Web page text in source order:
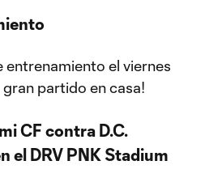
entrenamiento el viernes
partido en casa!
CF contra D.C.
el DRV PNK Stadium